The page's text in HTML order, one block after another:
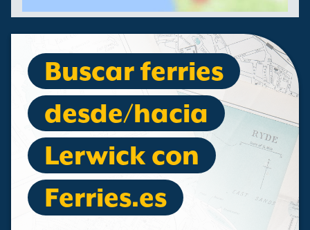
Buscar ferries
desde/hacia
Lerwick con
Ferries.es